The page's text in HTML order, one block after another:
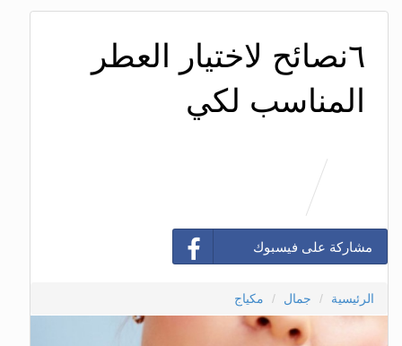
٦نصائح لاختيار العطر
المناسب لكي
مشاركة على فيسبوك
الرئيسية جمال مكياج